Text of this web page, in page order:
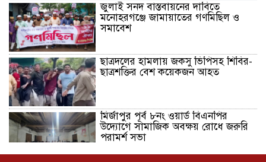
জুলাই সনদ বাস্তবায়নের দাবিতে
মনোহরগঞ্জে জামায়াতের গণমিছিল ও
সমাবেশ
ছাত্রদলের হামলায় জকসু ভিপিসহ শিবির-
ছাত্রশক্তির বেশ কয়েকজন আহত
মির্জাপুর পূর্ব ৮নং ওয়ার্ড বিএনপির
উদ্যোগে সামাজিক অবক্ষয় রোধে জরুরি
পরামর্শ সভা